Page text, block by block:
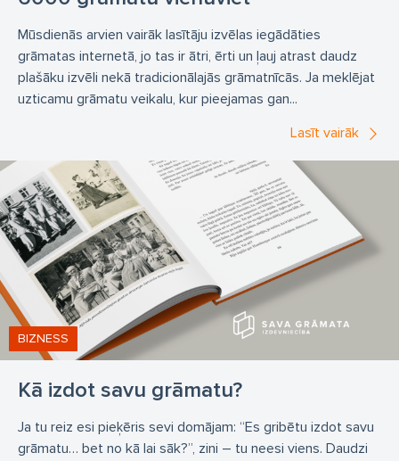
Vāka dizains
Grāmatu dizainu veidošana
Grāmatas vāka noformējums
Grāmatas vāka noformēšana
Grāmatas dizaina izstrāde
Grāmatas sagatavošana uz druku
Rediģēšana
Rediģēt grāmatu
Grāmatu izplatīšana
Izplatīt grāmatu
Izpilatīt grāmatas
Grāmatu pārdošana
Daiļliteratūra
Bērnu grāmatas
Dzeja Proza
Daiļliteratūra
Vēstrues grāmatas
Pavārgrāmatas
Mācību literatūra
Zinātniskā literatūra
grāmatu druka
digitālā druka
digitālā grāmatu druka
drukāt grāmatu
mazas tirāžas
grāmatu iespiešana
grāmatu druka vienā eksemplārā
grāmatu druka sākot ar 1 eksemplāru
Mūsdienās arvien vairāk lasītāju izvēlas iegādāties
grāmatas internetā, jo tas ir ātri, ērti un ļauj atrast daudz
plašāku izvēli nekā tradicionālajās grāmatnīcās. Ja meklējat
uzticamu grāmatu veikalu, kur pieejamas gan...
Lasīt vairāk
Kā izdot savu grāmatu?
BIZNESS
Ja tu reiz esi pieķēris sevi domājam: “Es gribētu izdot savu
grāmatu… bet no kā lai sāk?”, zini – tu neesi viens. Daudzi